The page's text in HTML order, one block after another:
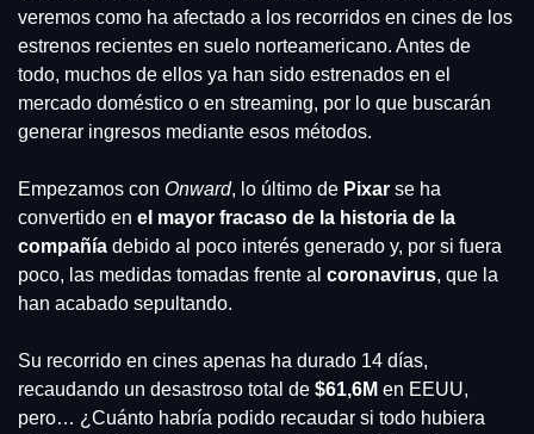
veremos como ha afectado a los recorridos en cines de los
estrenos recientes en suelo norteamericano. Antes de
todo, muchos de ellos ya han sido estrenados en el
mercado doméstico o en streaming, por lo que buscarán
generar ingresos mediante esos métodos.
Empezamos con Onward, lo último de Pixar se ha
convertido en el mayor fracaso de la historia de la
compañía debido al poco interés generado y, por si fuera
poco, las medidas tomadas frente al coronavirus, que la
han acabado sepultando.
Su recorrido en cines apenas ha durado 14 días,
recaudando un desastroso total de $61,6M en EEUU,
pero… ¿Cuánto habría podido recaudar si todo hubiera